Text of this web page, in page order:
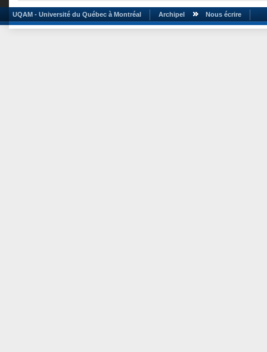
UQAM - Université du Québec à Montréal Archipel Nous écrire